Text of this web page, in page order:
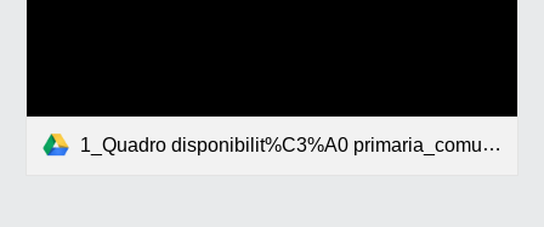
1_Quadro disponibilit%C3%A0 primaria_comune-istr.adulti-Montessori2024-2025.pdf